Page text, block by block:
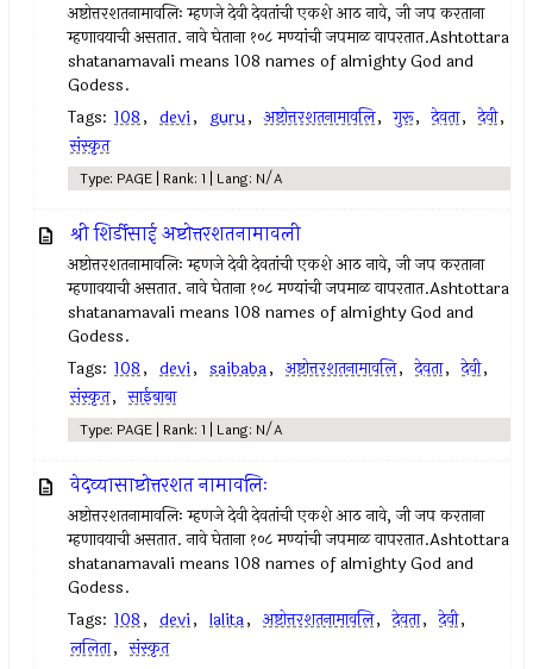
अष्टोत्तरशतनामावलिः म्हणजे देवी देवतांची एकशे आठ नावे, जी जप करताना
म्हणावयाची असतात. नावे घेताना १०८ मण्यांची जपमाळ वापरतात.Ashtottara
shatanamavali means 108 names of almighty God and
Godess.
Tags: 108, devi, guru, अष्टोत्तरशतनामावलि, गुरू, देवता, देवी,
संस्कृत
Type: PAGE | Rank: 1 | Lang: N/A
श्री शिर्डीसाई अष्टोत्तरशतनामावली
अष्टोत्तरशतनामावलिः म्हणजे देवी देवतांची एकशे आठ नावे, जी जप करताना
म्हणावयाची असतात. नावे घेताना १०८ मण्यांची जपमाळ वापरतात.Ashtottara
shatanamavali means 108 names of almighty God and
Godess.
Tags: 108, devi, saibaba, अष्टोत्तरशतनामावलि, देवता, देवी,
संस्कृत, साईबाबा
Type: PAGE | Rank: 1 | Lang: N/A
वेदव्यासाष्टोत्तरशत नामावलिः
अष्टोत्तरशतनामावलिः म्हणजे देवी देवतांची एकशे आठ नावे, जी जप करताना
म्हणावयाची असतात. नावे घेताना १०८ मण्यांची जपमाळ वापरतात.Ashtottara
shatanamavali means 108 names of almighty God and
Godess.
Tags: 108, devi, lalita, अष्टोत्तरशतनामावलि, देवता, देवी,
ललिता, संस्कृत